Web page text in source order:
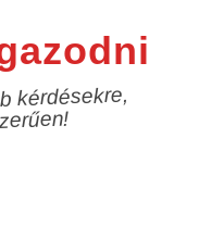
kérdésekre,